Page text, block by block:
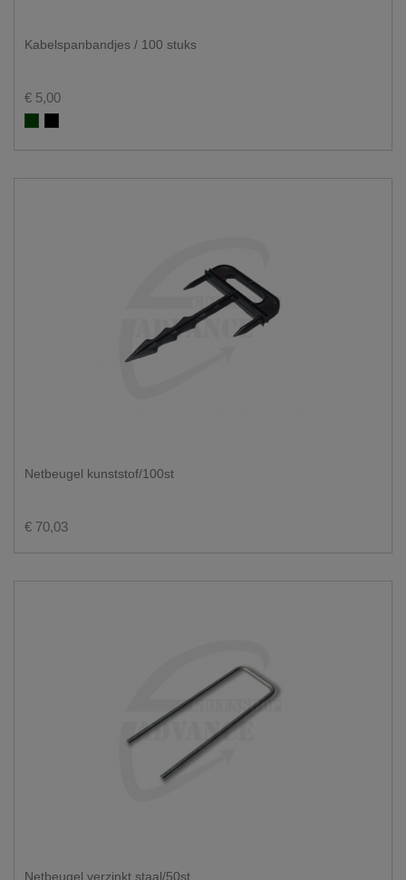
Kabelspanbandjes / 100 stuks
€ 5,00
Groen RAL 6005
Zwart RAL 9005
Netbeugel kunststof/100st
€ 70,03
Netbeugel verzinkt staal/50st